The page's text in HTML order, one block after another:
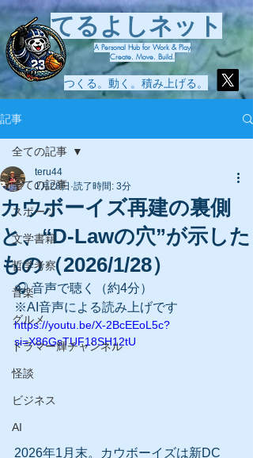
てるよしネット
つくる。動く。積み上げる。
A Personal Hub for Work & Play
Create. Move. Build.
記事
全ての記事
スポーツ
文学書籍
哲学考察
音楽
グルメ
ドラマー輝チャンネル
怪談
ビジネス
AI
全ての記事
カウボーイズ再建の裏側
と、“D-Lawの穴”が示した
もの（2026/1/28）
teru44
1月28日 読了時間: 3分
🎧 音声で聴く（約4分）
※AI音声による読み上げです
https://youtu.be/X-2BcEEoL5c?
si=X86GsTUF18SH12tU
2026年1月末。カウボーイズは新DC